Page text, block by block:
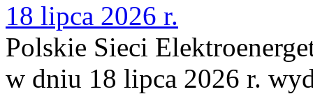
18 lipca 2026 r.
Polskie Sieci
w dniu 18 lipca 2026 r.